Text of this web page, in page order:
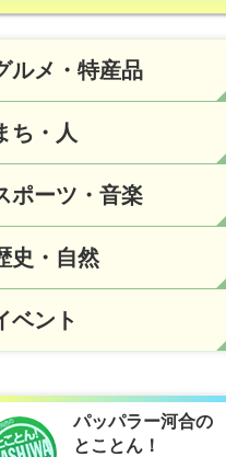
ルメ・特産品
ち・人
ポーツ・音楽
史・自然
ベント
パッパラー河合の
とことん！